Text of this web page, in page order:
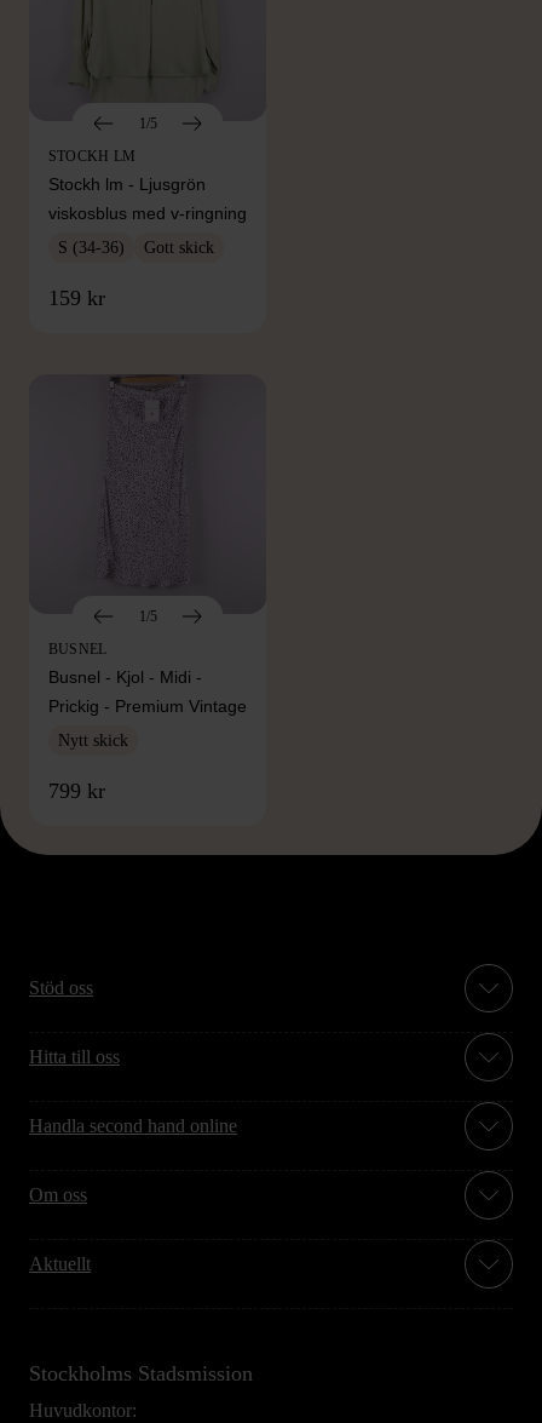
1/5
STOCKH LM
Stockh lm - Ljusgrön
viskosblus med v-ringning
S (34-36) Gott skick
159 kr
FRÅN SAMMA VARUMÄRKE
1/5
BUSNEL
Busnel - Kjol - Midi -
Prickig - Premium Vintage
Nytt skick
799 kr
Stöd oss
Hitta till oss
Handla second hand online
Om oss
Aktuellt
Stockholms Stadsmission
Huvudkontor: